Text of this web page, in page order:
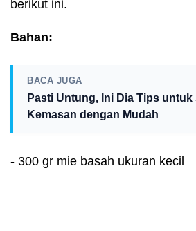
berikut ini.
Bahan:
BACA JUGA
Pasti Untung, Ini Dia Tips untuk
Kemasan dengan Mudah
- 300 gr mie basah ukuran kecil